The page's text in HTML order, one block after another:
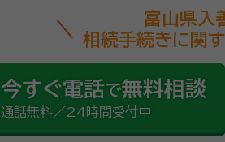
富山県入
相続手続きに関
今すぐ電話で無料相談
通話無料／24時間受付中